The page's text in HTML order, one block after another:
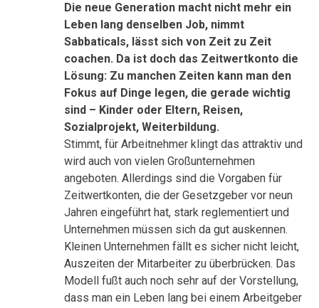
Die neue Generation macht nicht mehr ein
Leben lang denselben Job, nimmt
Sabbaticals, lässt sich von Zeit zu Zeit
coachen. Da ist doch das Zeitwertkonto die
Lösung: Zu manchen Zeiten kann man den
Fokus auf Dinge legen, die gerade wichtig
sind – Kinder oder Eltern, Reisen,
Sozialprojekt, Weiterbildung.
Stimmt, für Arbeitnehmer klingt das attraktiv und
wird auch von vielen Großunternehmen
angeboten. Allerdings sind die Vorgaben für
Zeitwertkonten, die der Gesetzgeber vor neun
Jahren eingeführt hat, stark reglementiert und
Unternehmen müssen sich da gut auskennen.
Kleinen Unternehmen fällt es sicher nicht leicht,
Auszeiten der Mitarbeiter zu überbrücken. Das
Modell fußt auch noch sehr auf der Vorstellung,
dass man ein Leben lang bei einem Arbeitgeber